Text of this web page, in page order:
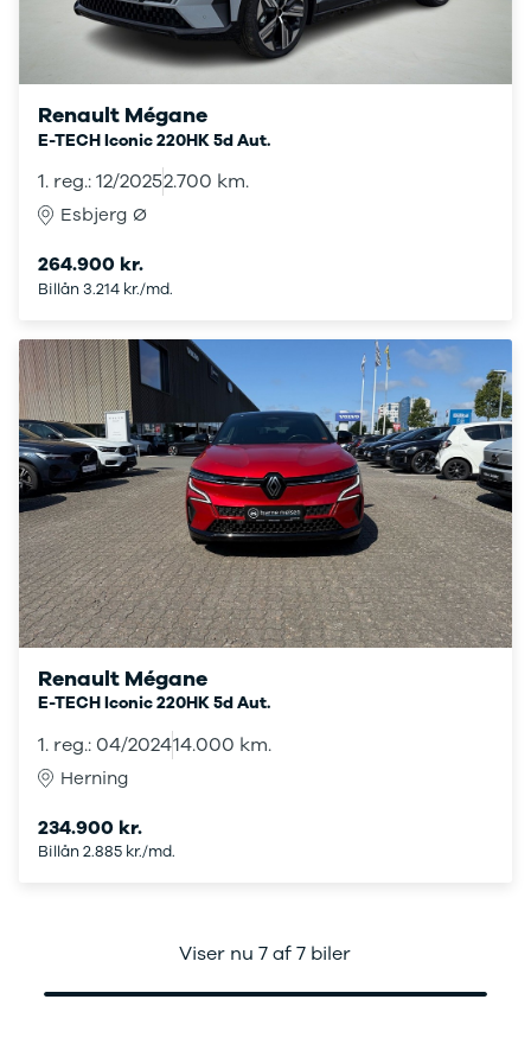
Privatleasing
Tilbud
Modeller
Anmeldelser
Privatleasing
Tilbud
7X
Modeller
Privatleasing
Tilbud
Modeller
Anmeldelser
Privatleasing
Tilbud
Polestar
2
Modeller
Anmeldelser
Privatleasing
Tilbud
3
Modeller
Anmeldelser
Privatleasing
4
Modeller
Privatleasing
Tilbud
Se alle
Hyundai
Elbil
Ioniq
Ioniq 5
Ioniq 6
Kona
Se alle Iveco
Daily
Se alle Kia
Elbil
SUV
Stationcar
EV3
EV4
EV6
EV9
Niro
Picanto
Rio
Land Rover
Renault Mégane
E-TECH Iconic 220HK 5d Aut.
1. reg.: 12/20252.700 km.
Esbjerg Ø
264.900 kr.
Billån 3.214 kr./md.
Renault Mégane
E-TECH Iconic 220HK 5d Aut.
1. reg.: 04/202414.000 km.
Herning
234.900 kr.
Billån 2.885 kr./md.
Viser nu 7 af 7 biler